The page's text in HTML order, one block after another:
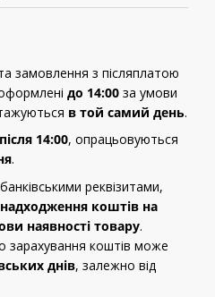
замовлення з післяплатою
до 14:00 за умови
в той самий день.
після 14:00, опрацьовуються
.
реквізитами,
надходження коштів на
наявності товару.
зарахування коштів може
днів, залежно від